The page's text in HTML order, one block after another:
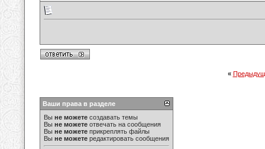
«
Ваши права в разделе
Вы не можете создавать темы
Вы не можете отвечать на сообщения
Вы не можете прикреплять файлы
Вы не можете редактировать сообщения